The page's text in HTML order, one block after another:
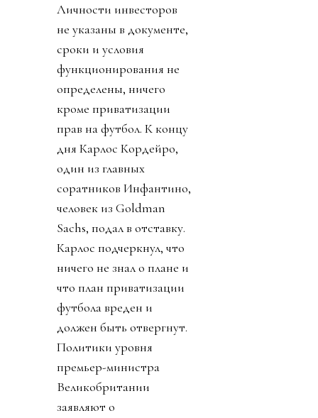
Личности инвесторов
не указаны в документе,
сроки и условия
функционирования не
определены, ничего
кроме приватизации
прав на футбол. К концу
дня Карлос Кордейро,
один из главных
соратников Инфантино,
человек из Goldman
Sachs, подал в отставку.
Карлос подчеркнул, что
ничего не знал о плане и
что план приватизации
футбола вреден и
должен быть отвергнут.
Политики уровня
премьер-министра
Великобритании
заявляют о